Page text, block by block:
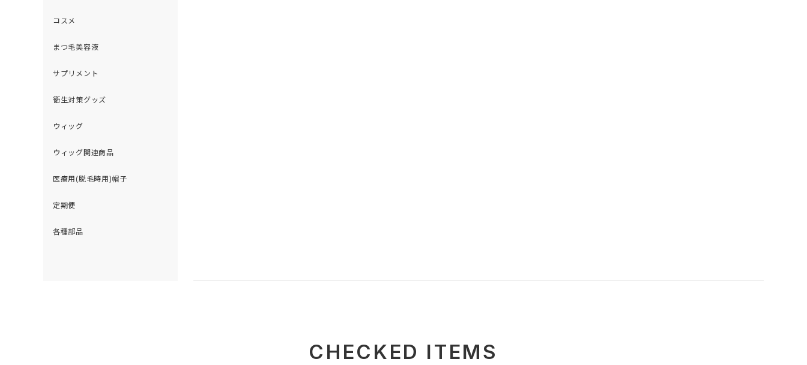
コスメ
まつ毛美容液
サプリメント
衛生対策グッズ
ウィッグ
ウィッグ関連商品
医療用(脱毛時用)帽子
定期便
各種部品
CHECKED ITEMS